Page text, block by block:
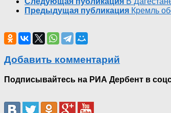
Предыдущая публикация Кремль
Добавить комментарий
Подписывайтесь на РИА Дербент в